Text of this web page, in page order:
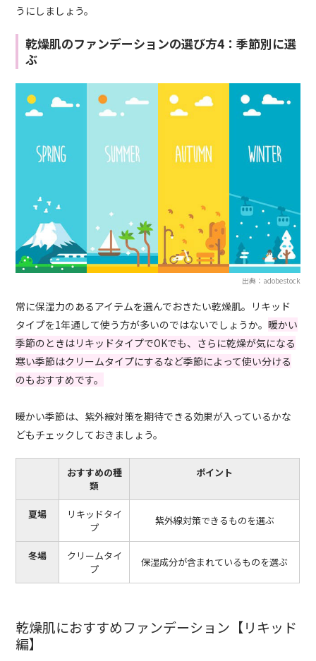
うにしましょう。
乾燥肌のファンデーションの選び方4：季節別に選
ぶ
出典：adobestock
常に保湿力のあるアイテムを選んでおきたい乾燥肌。リキッド
タイプを1年通して使う方が多いのではないでしょうか。暖かい
季節のときはリキッドタイプでOKでも、さらに乾燥が気になる
寒い季節はクリームタイプにするなど季節によって使い分ける
のもおすすめです。
暖かい季節は、紫外線対策を期待できる効果が入っているかな
どもチェックしておきましょう。
おすすめの種
類
ポイント
夏場
リキッドタイ
プ
紫外線対策できるものを選ぶ
冬場
クリームタイ
プ
保湿成分が含まれているものを選ぶ
乾燥肌におすすめファンデーション【リキッド
編】